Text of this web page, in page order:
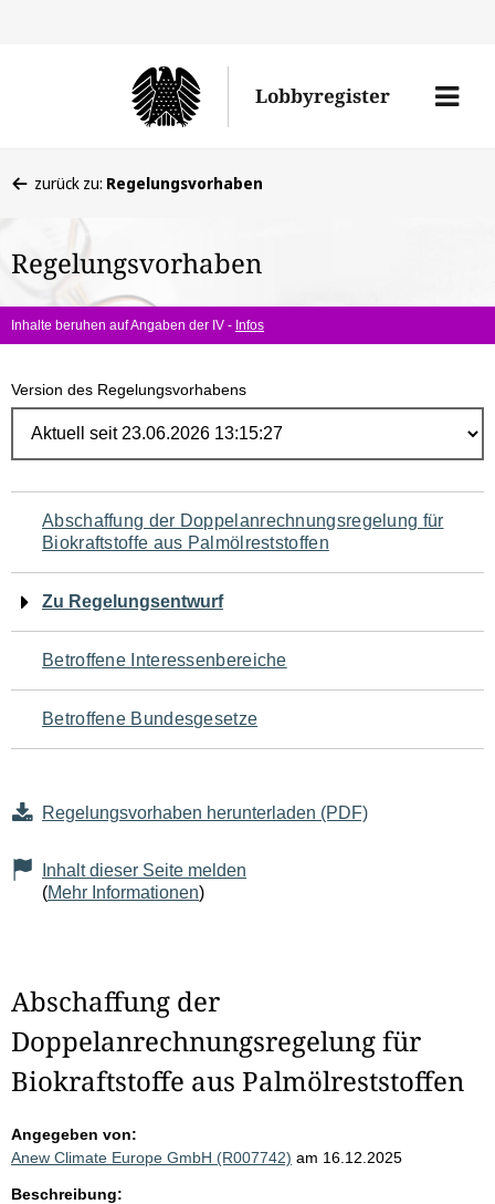
Lobbyregister
Menü
befinden
hier:
zurück zu: Regelungsvorhaben
Regelungsvorhaben
Inhalte beruhen auf Angaben der IV - Infos
Version des Regelungsvorhabens
Navigation
für
den
Seiteninhalt
Abschaffung der Doppelanrechnungsregelung für
Biokraftstoffe aus Palmölreststoffen
Zu Regelungsentwurf
Betroffene Interessenbereiche
Betroffene Bundesgesetze
Regelungsvorhaben herunterladen (PDF)
Inhalt dieser Seite melden
(Mehr Informationen)
Abschaffung der
Doppelanrechnungsregelung für
Biokraftstoffe aus Palmölreststoffen
Angegeben von:
Anew Climate Europe GmbH (R007742) am 16.12.2025
Beschreibung: